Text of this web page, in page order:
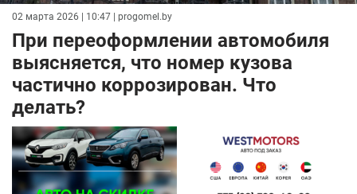
02 марта 2026 | 10:47 | progomel.by
При переоформлении автомобиля
выясняется, что номер кузова
частично коррозирован. Что
делать?